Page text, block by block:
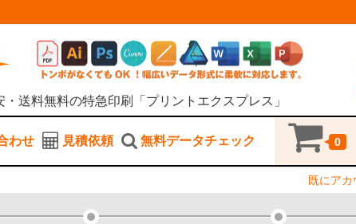
送料無料の特急印刷「プリントエクスプレス」
わせ 見積依頼 無料データチェック 0
既にア